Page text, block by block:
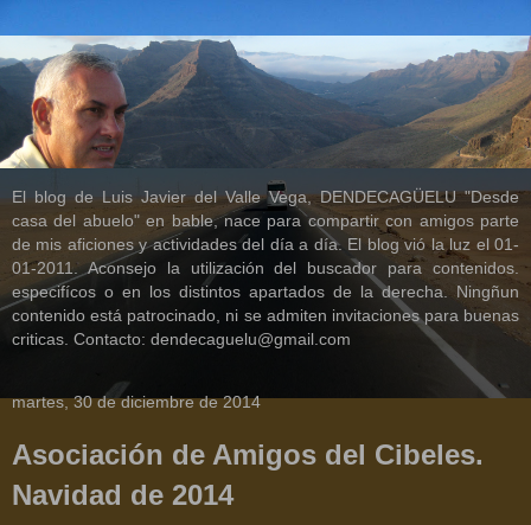
El blog de Luis Javier del Valle Vega, DENDECAGÜELU "Desde
casa del abuelo" en bable, nace para compartir con amigos parte
de mis aficiones y actividades del día a día. El blog vió la luz el 01-
01-2011. Aconsejo la utilización del buscador para contenidos.
especifícos o en los distintos apartados de la derecha. Ningñun
contenido está patrocinado, ni se admiten invitaciones para buenas
criticas. Contacto: dendecaguelu@gmail.com
martes, 30 de diciembre de 2014
Asociación de Amigos del Cibeles.
Navidad de 2014